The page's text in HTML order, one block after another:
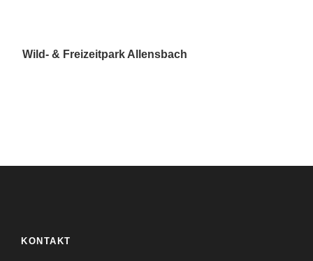
Wild- & Freizeitpark Allensbach
KONTAKT